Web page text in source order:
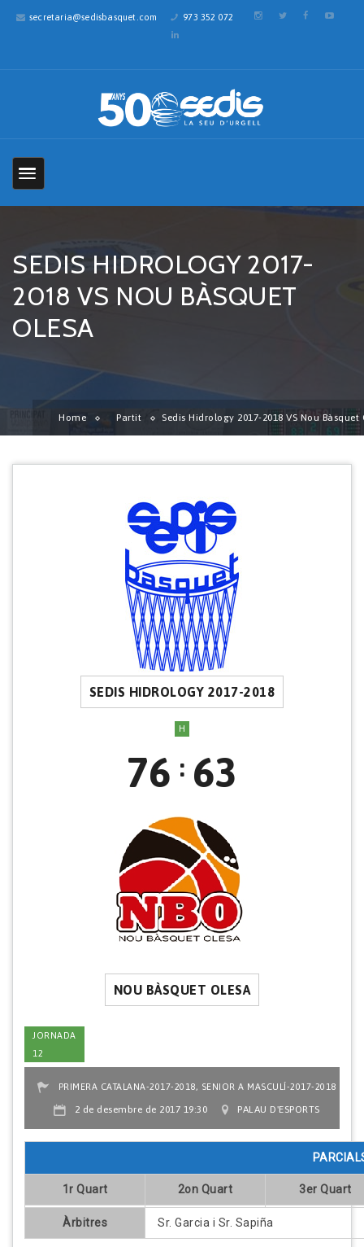
secretaria@sedisbasquet.com 973 352 072
SEDIS HIDROLOGY 2017-
2018 VS NOU BÀSQUET
OLESA
Home Partit Sedis Hidrology 2017-2018 VS Nou Bàsquet
SEDIS HIDROLOGY 2017-2018
H
76 : 63
NOU BÀSQUET OLESA
JORNADA
12
PRIMERA CATALANA-2017-2018, SENIOR A MASCULÍ-2017-2018
2 de desembre de 2017 19:30 PALAU D'ESPORTS
1r Quart 2on Quart 3er Quart
Àrbitres Sr. Garcia i Sr. Sapiña